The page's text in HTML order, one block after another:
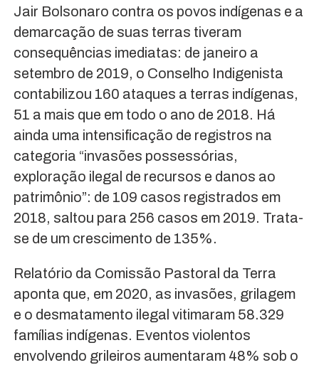
Jair Bolsonaro contra os povos indígenas e a
demarcação de suas terras tiveram
consequências imediatas: de janeiro a
setembro de 2019, o Conselho Indigenista
contabilizou 160 ataques a terras indígenas,
51 a mais que em todo o ano de 2018. Há
ainda uma intensificação de registros na
categoria “invasões possessórias,
exploração ilegal de recursos e danos ao
patrimônio”: de 109 casos registrados em
2018, saltou para 256 casos em 2019. Trata-
se de um crescimento de 135%.
Relatório da Comissão Pastoral da Terra
aponta que, em 2020, as invasões, grilagem
e o desmatamento ilegal vitimaram 58.329
famílias indígenas. Eventos violentos
envolvendo grileiros aumentaram 48% sob o